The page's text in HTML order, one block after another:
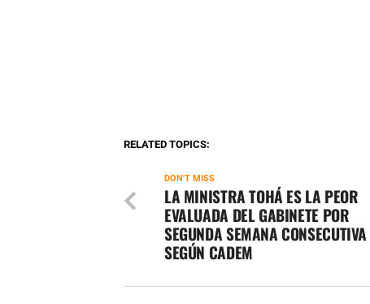
RELATED TOPICS:
DON'T MISS
LA MINISTRA TOHÁ ES LA PEOR
EVALUADA DEL GABINETE POR
SEGUNDA SEMANA CONSECUTIVA
SEGÚN CADEM